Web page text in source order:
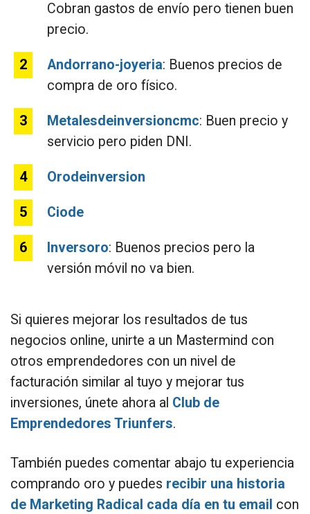
Cobran gastos de envío pero tienen buen
precio.
Andorrano-joyeria: Buenos precios de
compra de oro físico.
Metalesdeinversioncmc: Buen precio y
servicio pero piden DNI.
Orodeinversion
Ciode
Inversoro: Buenos precios pero la
versión móvil no va bien.
Si quieres mejorar los resultados de tus
negocios online, unirte a un Mastermind con
otros emprendedores con un nivel de
facturación similar al tuyo y mejorar tus
inversiones, únete ahora al Club de
Emprendedores Triunfers.
También puedes comentar abajo tu experiencia
comprando oro y puedes recibir una historia
de Marketing Radical cada día en tu email con